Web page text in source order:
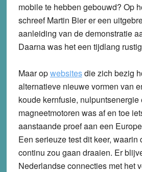
mobile te hebben gebouwd? Op
schreef Martin Bier er een
aanleiding van de demonstratie
Daarna was het een tijdlang
Maar opwebsitesdie zich bezig
alternatieve nieuwe vormen van
koude kernfusie, nulpuntsenergie
magneetmotoren was af en toe
aanstaande proef aan een
Een serieuze test dit keer,
continu zou gaan draaien. Er
Nederlandse connecties met het